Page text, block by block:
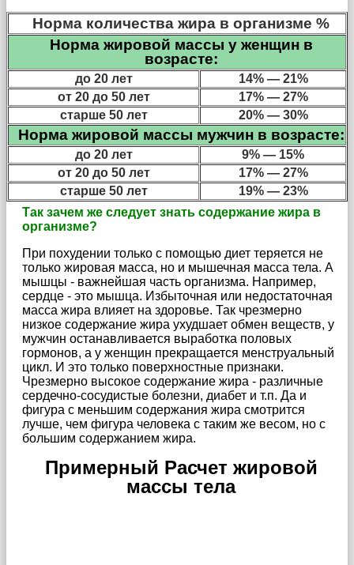
Норма количества жира в организме %
Норма жировой массы у женщин в
возрасте:
до 20 лет
14% — 21%
от 20 до 50 лет
17% — 27%
старше 50 лет
20% — 30%
Норма жировой массы мужчин в возрасте:
до 20 лет 9% — 15%
от 20 до 50 лет
17% — 27%
старше 50 лет
19% — 23%
Так зачем же следует знать содержание жира в
организме?
При похудении только с помощью диет теряется не
только жировая масса, но и мышечная масса тела. А
мышцы - важнейшая часть организма. Например,
сердце - это мышца. Избыточная или недостаточная
масса жира влияет на здоровье. Так чрезмерно
низкое содержание жира ухудшает обмен веществ, у
мужчин останавливается выработка половых
гормонов, а у женщин прекращается менструальный
цикл. И это только поверхностные признаки.
Чрезмерно высокое содержание жира - различные
сердечно-сосудистые болезни, диабет и т.п. Да и
фигура с меньшим содержания жира смотрится
лучше, чем фигура человека с таким же весом, но с
большим содержанием жира.
Примерный Расчет жировой
массы тела